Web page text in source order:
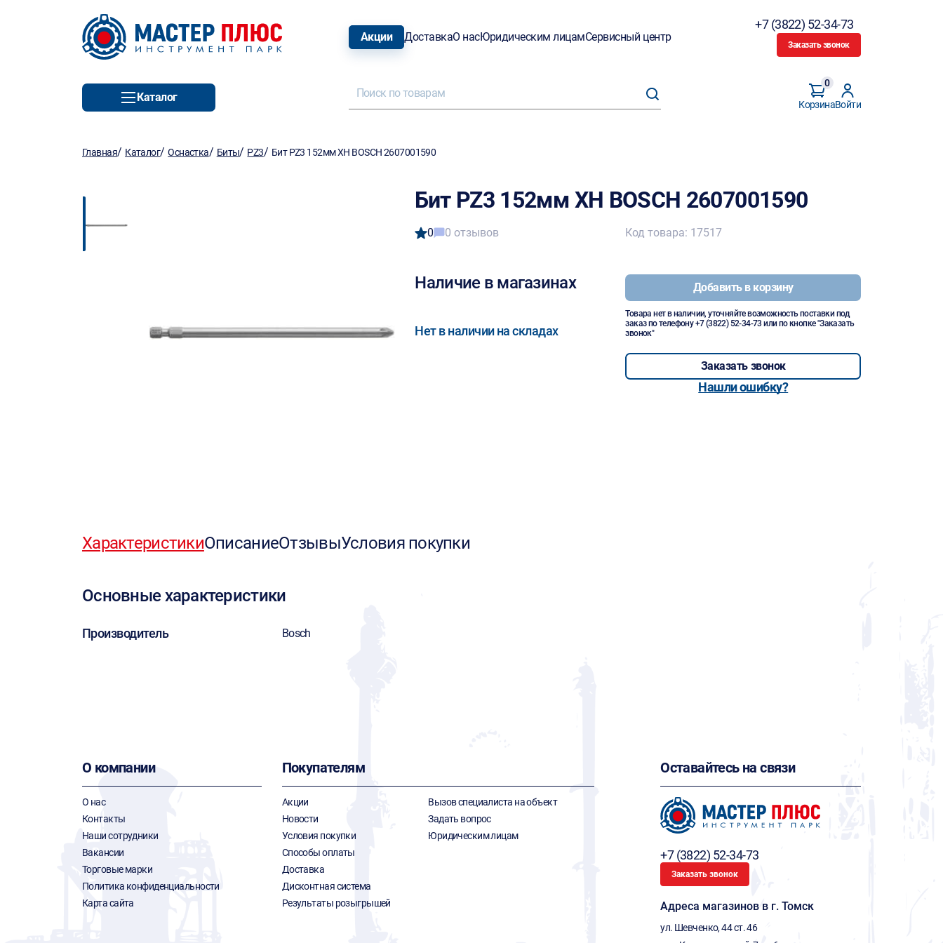
Акции ДоставкаО насЮридическим лицамСервисный центр
+7 (3822) 52-34-73
Заказать звонок
Каталог
Корзина
0
Войти
Главная/ Каталог/Оснастка/ Биты/ PZ3/ Бит PZ3 152мм XH BOSCH 2607001590
Бит PZ3 152мм XH BOSCH 2607001590
0 0 отзывов
Наличие в магазинах
Нет в наличии на складах
Код товара: 17517
Добавить в корзину
Товара нет в наличии, уточняйте возможность поставки под
заказ по телефону+7 (3822) 52-34-73 или по кнопке "Заказать
звонок"
Заказать звонок
Нашли ошибку?
ХарактеристикиОписаниеОтзывыУсловия покупки
Основные характеристики
Производитель Bosch
О компании
О нас
Контакты
Наши сотрудники
Вакансии
Торговые марки
Политика конфиденциальности
Карта сайта
Покупателям
Акции
Новости
Условия покупки
Способы оплаты
Доставка
Дисконтная система
Результаты розыгрышей
Вызов специалиста на объект
Задать вопрос
Юридическим лицам
Оставайтесь на связи
+7 (3822) 52-34-73
Заказать звонок
Адреса магазинов в г. Томск
ул. Шевченко, 44 ст. 46